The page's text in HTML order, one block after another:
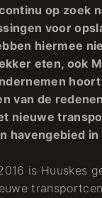
op zoek
voor
hiermee
eten, ook
van de
nieuwe
havengebied in
is Huuskes